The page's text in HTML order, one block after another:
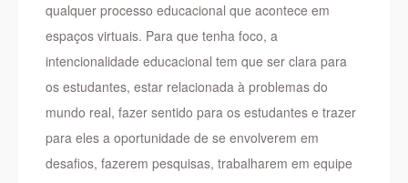
qualquer processo educacional que acontece em
espaços virtuais. Para que tenha foco, a
intencionalidade educacional tem que ser clara para
os estudantes, estar relacionada à problemas do
mundo real, fazer sentido para os estudantes e trazer
para eles a oportunidade de se envolverem em
desafios, fazerem pesquisas, trabalharem em equipe